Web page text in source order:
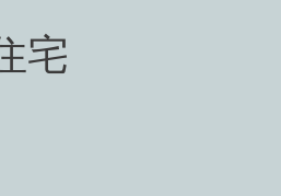
宅